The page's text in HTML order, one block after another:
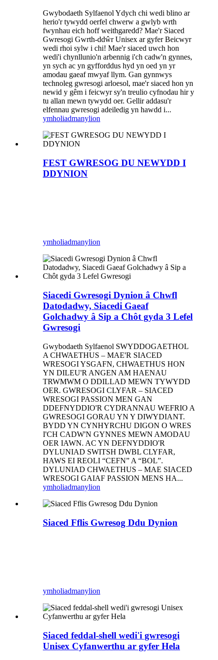
Gwybodaeth Sylfaenol Ydych chi wedi blino ar
herio'r tywydd oerfel chwerw a gwlyb wrth
fwynhau eich hoff weithgaredd? Mae'r Siaced
Gwresogi Gwrth-ddŵr Unisex ar gyfer Beicwyr
wedi rhoi sylw i chi! Mae'r siaced uwch hon
wedi'i chynllunio'n arbennig i'ch cadw'n gynnes,
yn sych ac yn gyfforddus hyd yn oed yn yr
amodau gaeaf mwyaf llym. Gan gynnwys
technoleg gwresogi arloesol, mae'r siaced hon yn
newid y gêm i feicwyr sy'n treulio cyfnodau hir y
tu allan mewn tywydd oer. Gellir addasu'r
elfennau gwresogi adeiledig yn hawdd i...
ymholiadmanylion
FEST GWRESOG DU NEWYDD I
DDYNION
ymholiadmanylion
Siacedi Gwresogi Dynion â Chwfl
Datodadwy, Siacedi Gaeaf
Golchadwy â Sip a Chôt gyda 3 Lefel
Gwresogi
Gwybodaeth Sylfaenol SWYDDOGAETHOL
A CHWAETHUS – MAE'R SIACED
WRESOGI YSGAFN, CHWAETHUS HON
YN DILEU'R ANGEN AM HAENAU
TRWMWM O DDILLAD MEWN TYWYDD
OER. GWRESOGI CLYFAR – SIACED
WRESOGI PASSION MEN GAN
DDEFNYDDIO'R CYDRANNAU WEFRIO A
GWRESOGI GORAU YN Y DIWYDIANT.
BYDD YN CYNHYRCHU DIGON O WRES
I'CH CADW'N GYNNES MEWN AMODAU
OER IAWN. AC YN DEFNYDDIO'R
DYLUNIAD SWITSH DWBL CLYFAR,
HAWS EI REOLI “CEFN” A “BOL”.
DYLUNIAD CHWAETHUS – MAE SIACED
WRESOGI GAIAF PASSION MENS HA...
ymholiadmanylion
Siaced Fflis Gwresog Ddu Dynion
ymholiadmanylion
Siaced feddal-shell wedi'i gwresogi
Unisex Cyfanwerthu ar gyfer Hela